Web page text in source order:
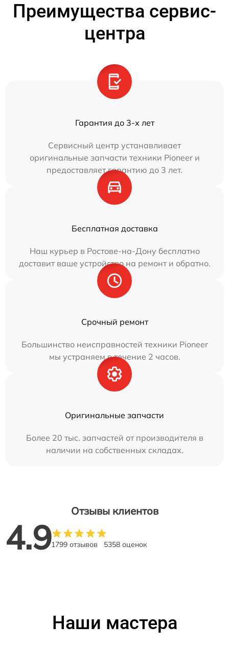
Преимущества сервис-
центра
Гарантия до 3-х лет
Сервисный центр устанавливает
оригинальные запчасти техники Pioneer и
предоставляет гарантию до 3 лет.
Бесплатная доставка
Наш курьер в Ростове-на-Дону бесплатно
доставит ваше устройство на ремонт и обратно.
Срочный ремонт
Большинство неисправностей техники Pioneer
мы устраняем в течение 2 часов.
Оригинальные запчасти
Более 20 тыс. запчастей от производителя в
наличии на собственных складах.
Отзывы клиентов
4.91799 отзывов 5358 оценок
Наши мастера